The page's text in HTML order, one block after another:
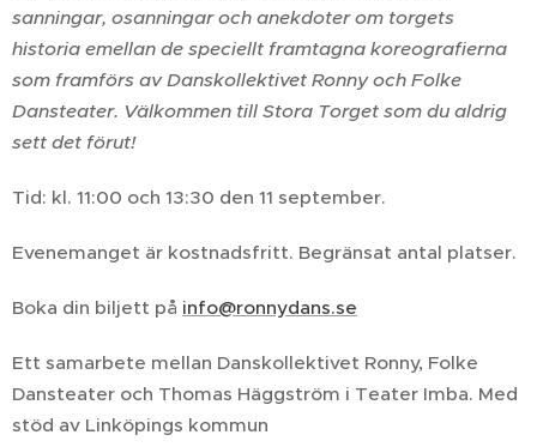
sanningar, osanningar och anekdoter om torgets
historia emellan de speciellt framtagna koreografierna
som framförs av Danskollektivet Ronny och Folke
Dansteater. Välkommen till Stora Torget som du aldrig
sett det förut!
Tid: kl. 11:00 och 13:30 den 11 september.
Evenemanget är kostnadsfritt. Begränsat antal platser.
Boka din biljett på info@ronnydans.se
Ett samarbete mellan Danskollektivet Ronny, Folke
Dansteater och Thomas Häggström i Teater Imba. Med
stöd av Linköpings kommun